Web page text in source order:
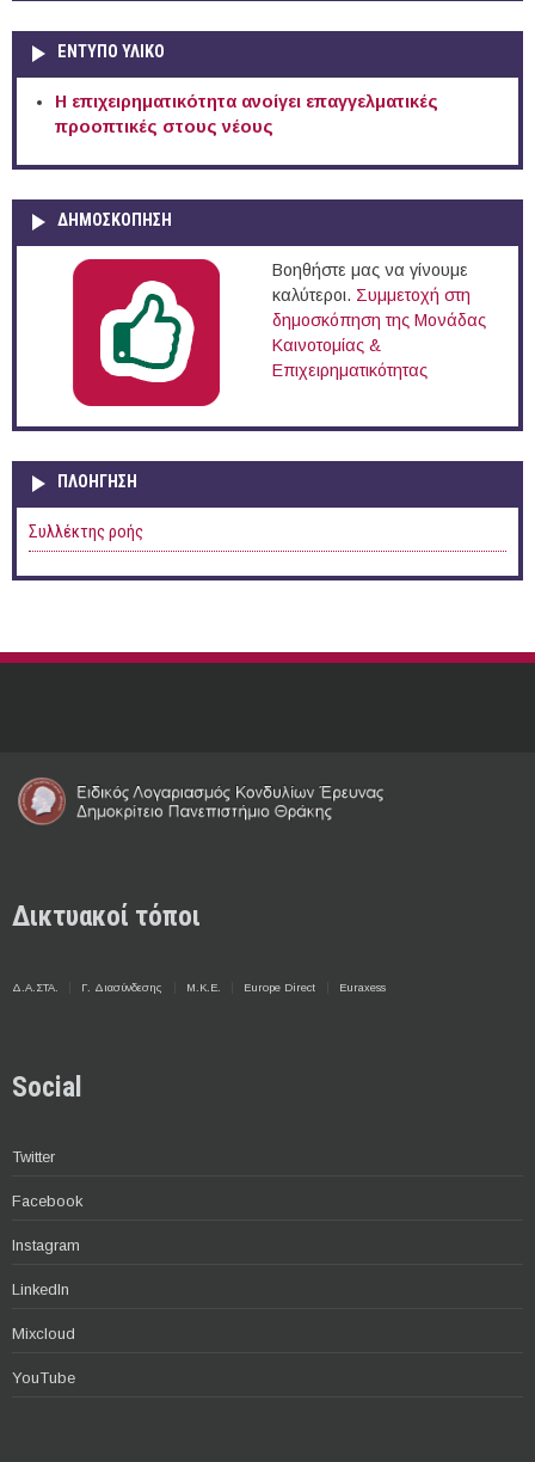
ΕΝΤΥΠΟ ΥΛΙΚΟ
Η επιχειρηματικότητα ανοίγει επαγγελματικές
προοπτικές στους νέους
ΔΗΜΟΣΚΟΠΗΣΗ
Βοηθήστε μας να γίνουμε
καλύτεροι. Συμμετοχή στη
δημοσκόπηση της Μονάδας
Καινοτομίας &
Επιχειρηματικότητας
ΠΛΟΉΓΗΣΗ
Συλλέκτης ροής
Δικτυακοί τόποι
Δ.Α.ΣΤΑ. Γ. Διασύνδεσης Μ.Κ.Ε. Europe Direct Euraxess
Social
Twitter
Facebook
Instagram
LinkedIn
Mixcloud
YouTube